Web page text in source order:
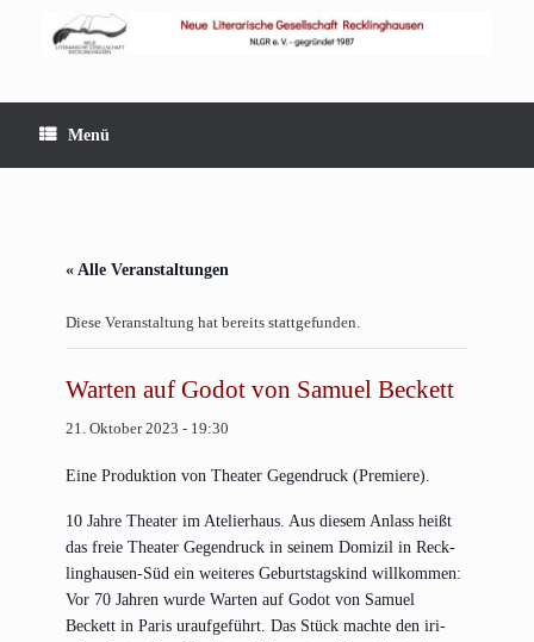
Menü
« Alle Veranstaltungen
Diese Veranstaltung hat bereits stattgefunden.
Warten auf Godot von Samuel Beckett
21. Oktober 2023 - 19:30
Eine Pro­duk­ti­on von Thea­ter Gegen­druck (Pre­mie­re).
10 Jah­re Thea­ter im Ate­lier­haus. Aus die­sem Anlass heißt
das freie Thea­ter Gegen­druck in sei­nem Domi­zil in Reck­
ling­hau­sen-Süd ein wei­te­res Geburts­tags­kind will­kom­men:
Vor 70 Jah­ren wur­de War­ten auf Godot von Samu­el
Beckett in Paris urauf­ge­führt. Das Stück mach­te den iri­